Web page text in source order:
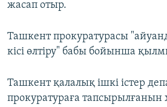
жасап отыр.
Ташкент прокуратурасы
кісі өлтіру" бабы бойынша
Ташкент қалалық ішкі істер
прокуратураға тапсырылғанын